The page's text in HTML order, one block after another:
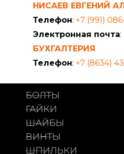
НИСАЕВ ЕВГЕНИЙ
Телефон: +7 (991)
Электронная почта:
БУХГАЛТЕРИЯ
Телефон: +7 (8634)
БОЛТЫ
ГАЙКИ
ШАЙБЫ
ВИНТЫ
ШПИЛЬКИ